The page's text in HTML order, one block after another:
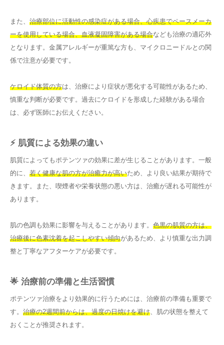
また、 治療部位に活動性の感染症がある場合、心疾患でペースメーカ
ーを使用している場合、血液凝固障害がある場合なども治療の適応外
となります。金属アレルギーが重篤な方も、マイクロニードルとの関
係で注意が必要です。
ケロイド体質の方は、治療により症状が悪化する可能性があるため、
慎重な判断が必要です。過去にケロイドを形成した経験がある場合
は、必ず医師にお伝えください。
⚡ 肌質による効果の違い
肌質によってもポテンツァの効果に差が生じることがあります。一般
的に、 若く健康な肌の方が治癒力が高いため、より良い結果が期待で
きます。また、喫煙者や栄養状態の悪い方は、治癒が遅れる可能性が
あります。
肌の色調も効果に影響を与えることがあります。 色黒の肌質の方は、
治療後に色素沈着を起こしやすい傾向があるため、より慎重な出力調
整と丁寧なアフターケアが必要です。
🌟 治療前の準備と生活習慣
ポテンツァ治療をより効果的に行うためには、治療前の準備も重要で
す。 治療の2週間前からは、過度の日焼けを避け、肌の状態を整えて
おくことが推奨されます。